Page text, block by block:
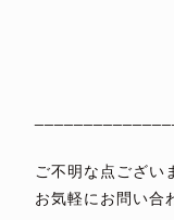
ご不明な点ござい
お気軽にお問い合